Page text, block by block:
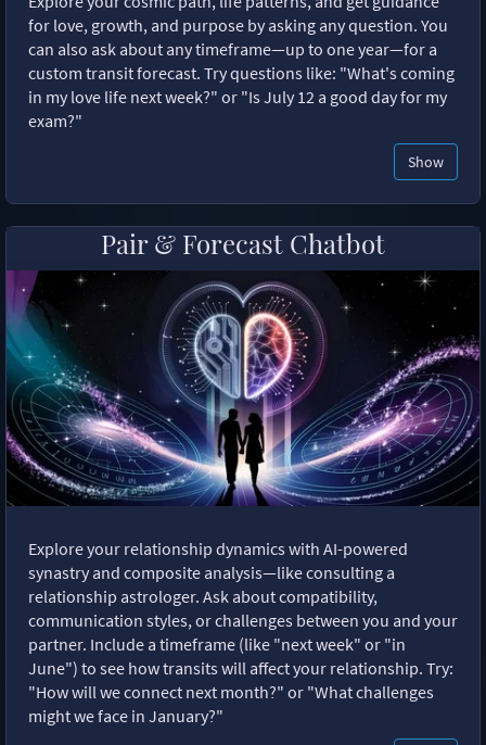
for love, growth, and purpose by asking any question. You
can also ask about any timeframe—up to one year—for a
custom transit forecast. Try questions like: "What's coming
in my love life next week?" or "Is July 12 a good day for my
exam?"
Show
Pair & Forecast Chatbot
Explore your relationship dynamics with AI-powered
synastry and composite analysis—like consulting a
relationship astrologer. Ask about compatibility,
communication styles, or challenges between you and your
partner. Include a timeframe (like "next week" or "in
June") to see how transits will affect your relationship. Try:
"How will we connect next month?" or "What challenges
might we face in January?"